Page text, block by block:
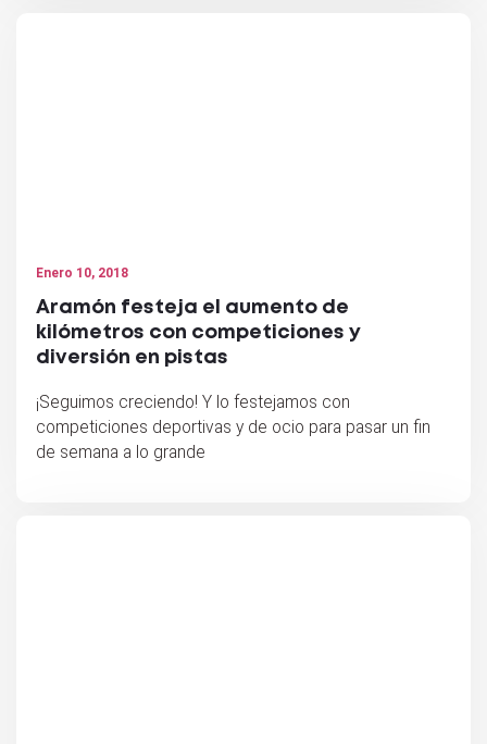
Enero 10, 2018
Aramón festeja el aumento de
kilómetros con competiciones y
diversión en pistas
¡Seguimos creciendo! Y lo festejamos con
competiciones deportivas y de ocio para pasar un fin
de semana a lo grande